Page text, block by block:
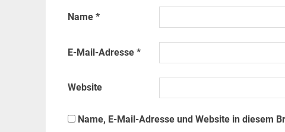
Name *
E-Mail-Adresse *
Website
Name, E-Mail-Adresse und Website in diesem